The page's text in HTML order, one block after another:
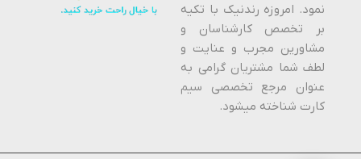
نمود. امروزه رندنیک با تکیه
بر تخصص کارشناسان و
مشاورین مجرب و عنایت و
لطف شما مشتریان گرامی به
عنوان مرجع تخصصی سیم
کارت شناخته میشود.